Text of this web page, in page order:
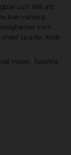
och lätt att
kan variera
som
med spade, krok
mixer, Sephra: